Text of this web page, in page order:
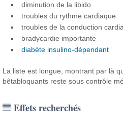
diminution de la libido
troubles du rythme cardiaque
troubles de la conduction
bradycardie importante
diabète insulino-dépendant
La liste est longue, montrant par là
bêtabloquants reste sous contrôle
Effets recherchés